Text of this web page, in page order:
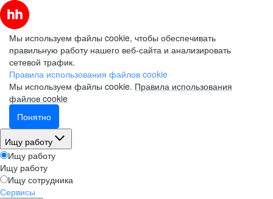
Мы используем файлы cookie, чтобы обеспечивать
правильную работу нашего веб-сайта и анализировать
сетевой трафик.
Правила использования файлов cookie
Мы используем файлы cookie. Правила использования
файлов cookie
Понятно
Ищу работу
Ищу работу
Ищу работу
Ищу сотрудника
Сервисы